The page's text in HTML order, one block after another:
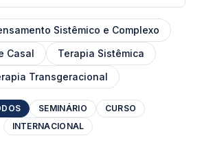
Sistêmico e Complexo
Casal
Terapia Sistêmica
Transgeracional
SEMINÁRIO
CURSO
INTERNACIONAL